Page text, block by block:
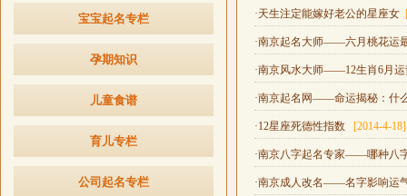
宝宝起名专栏
孕期知识
儿童食谱
育儿专栏
公司起名专栏
·天生注定能嫁好老公的星座女
·南京起名大师——六月桃花运
·南京风水大师——12生肖6月
·南京起名网——命运揭秘：什
·12星座死德性指数 [2014-4-18]
·南京八字起名专家——哪种八
·南京成人改名——名字影响运